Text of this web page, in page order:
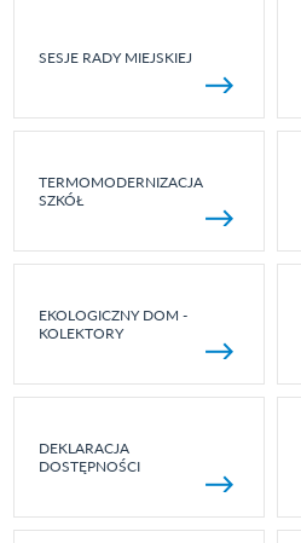
SESJE RADY MIEJSKIEJ
TERMOMODERNIZACJA
SZKÓŁ
EKOLOGICZNY DOM -
KOLEKTORY
DEKLARACJA
DOSTĘPNOŚCI